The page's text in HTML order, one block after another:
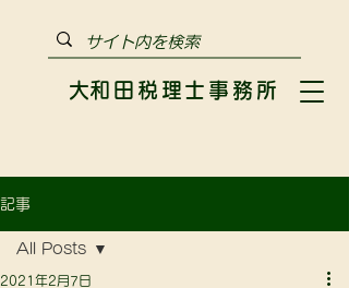
​大和田税理士事務所
記事
All Posts
2021年2月7日